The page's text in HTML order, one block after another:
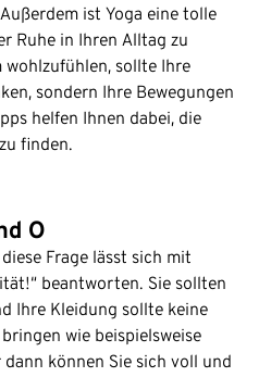
ist Yoga eine tolle
Ruhe in Ihren Alltag zu
sollte Ihre
sondern Ihre Bewegungen
helfen Ihnen dabei, die
finden.
O
diese Frage lässt sich mit
beantworten. Sie sollten
Ihre Kleidung sollte keine
wie beispielsweise
können Sie sich voll und